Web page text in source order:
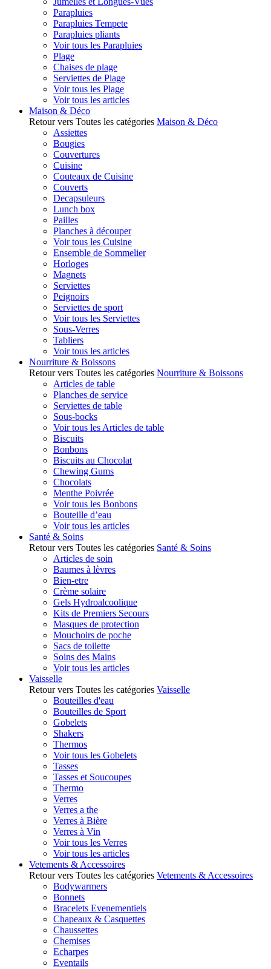
Parapluies
Parapluies Tempete
Parapluies pliants
Voir tous les Parapluies
Plage
Chaises de plage
Serviettes de Plage
Voir tous les Plage
Voir tous les articles
Maison & Déco
Retour vers Toutes les catégories Maison & Déco
Assiettes
Bougies
Couvertures
Cuisine
Couteaux de Cuisine
Couverts
Decapsuleurs
Lunch box
Pailles
Planches à découper
Voir tous les Cuisine
Ensemble de Sommelier
Horloges
Magnets
Serviettes
Peignoirs
Serviettes de sport
Voir tous les Serviettes
Sous-Verres
Tabliers
Voir tous les articles
Nourriture & Boissons
Retour vers Toutes les catégories Nourriture & Boissons
Articles de table
Planches de service
Serviettes de table
Sous-bocks
Voir tous les Articles de table
Biscuits
Bonbons
Biscuits au Chocolat
Chewing Gums
Chocolats
Menthe Poivrée
Voir tous les Bonbons
Bouteille d’eau
Voir tous les articles
Santé & Soins
Retour vers Toutes les catégories Santé & Soins
Articles de soin
Baumes à lèvres
Bien-etre
Crème solaire
Gels Hydroalcoolique
Kits de Premiers Secours
Masques de protection
Mouchoirs de poche
Sacs de toilette
Soins des Mains
Voir tous les articles
Vaisselle
Retour vers Toutes les catégories Vaisselle
Bouteilles d'eau
Bouteilles de Sport
Gobelets
Shakers
Thermos
Voir tous les Gobelets
Tasses
Tasses et Soucoupes
Thermo
Verres
Verres a the
Verres à Bière
Verres à Vin
Voir tous les Verres
Voir tous les articles
Vetements & Accessoires
Retour vers Toutes les catégories Vetements & Accessoires
Bodywarmers
Bonnets
Bracelets Evenementiels
Chapeaux & Casquettes
Chaussettes
Chemises
Echarpes
Eventails